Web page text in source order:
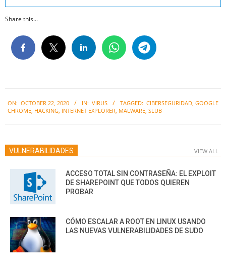
Share this...
10-
ON: OCTOBER 22, 2020 IN: VIRUS TAGGED: CIBERSEGURIDAD GOOGLE
CHROME HACKING INTERNET EXPLORER MALWARE SLUB
VULNERABILIDADES VIEW ALL
ACCESO TOTAL SIN CONTRASEÑA: EL EXPLOIT
DE SHAREPOINT QUE TODOS QUIEREN
PROBAR
CÓMO ESCALAR A ROOT EN LINUX USANDO
LAS NUEVAS VULNERABILIDADES DE SUDO